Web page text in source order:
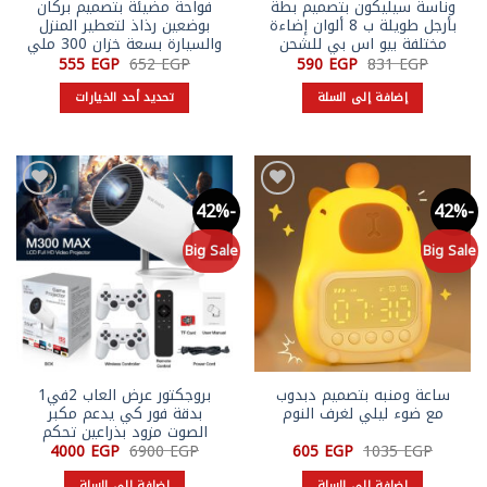
وناسة سيليكون بتصميم بطة
بأرجل طويلة ب 8 ألوان إضاءة
مختلفة بيو اس بي للشحن
831EGP السعر
الأصلي
هو:
831 EGP.
590 EGP السعر
الحالي
إضافة إلى السلة
فواحة مضيئة بتصميم بركان
بوضعين رذاذ لتعطير المنزل
والسيارة بسعة خزان 300 ملي
652EGP السعر
الأصلي
هو:
652 EGP.
555 EGP السعر
الحالي
تحديد أحد الخيارات
من
الأشكال
المختلفة
لهذا
المنتج.
يمكن
اختيار
الخيارات
على
صفحة
المنتج
-42%
Big Sale
Add to
wishlist
ساعة ومنبه بتصميم دبدوب
مع ضوء ليلي لغرف النوم
1035EGP السعر
الأصلي
هو:
605 EGP السعر
-42%
Big Sale
Add to
wishlist
بروجكتور عرض العاب 2في1
بدقة فور كي يدعم مكبر
الصوت مزود بذراعين تحكم
6900EGP السعر
الأصلي
هو:
4000 EGP السعر